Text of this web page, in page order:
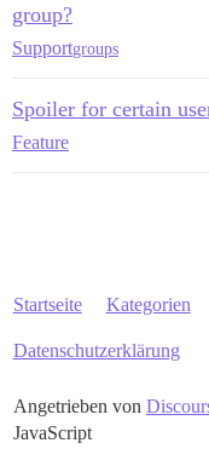
group?
Supportgroups
Spoiler for certain
Feature
Startseite Kategorien
Datenschutzerklärung
Angetrieben von
JavaScript